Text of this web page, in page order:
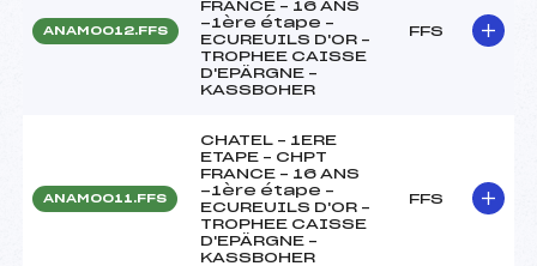
ANAM0012.FFS
FRANCE – 16 ANS
-1ère étape –
ECUREUILS D'OR –
TROPHEE CAISSE
D'EPÄRGNE –
KASSBOHER
FFS
ANAM0011.FFS
CHATEL – 1ERE
ETAPE – CHPT
FRANCE – 16 ANS
-1ère étape –
ECUREUILS D'OR –
TROPHEE CAISSE
D'EPÄRGNE –
KASSBOHER
FFS